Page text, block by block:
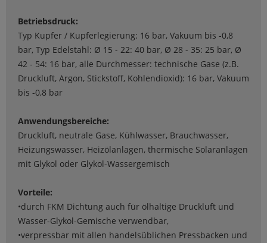
Betriebsdruck:
Typ Kupfer / Kupferlegierung: 16 bar, Vakuum bis -0,8
bar, Typ Edelstahl: Ø 15 - 22: 40 bar, Ø 28 - 35: 25 bar, Ø
42 - 54: 16 bar, alle Durchmesser: technische Gase (z.B.
Druckluft, Argon, Stickstoff, Kohlendioxid): 16 bar, Vakuum
bis -0,8 bar
Anwendungsbereiche:
Druckluft, neutrale Gase, Kühlwasser, Brauchwasser,
Heizungswasser, Heizölanlagen, thermische Solaranlagen
mit Glykol oder Glykol-Wassergemisch
Vorteile:
•durch FKM Dichtung auch für ölhaltige Druckluft und
Wasser-Glykol-Gemische verwendbar,
•verpressbar mit allen handelsüblichen Pressbacken und